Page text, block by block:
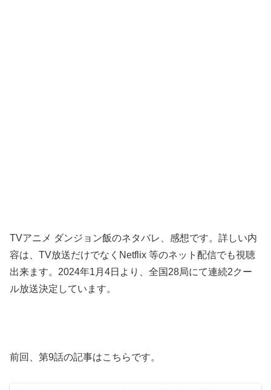
TVアニメ ダンジョン飯のネタバレ、感想です。詳しい内
容は、TV放送だけでなくNetflix 等のネット配信でも視聴
出来ます。2024年1月4日より、全国28局にて連続2クー
ル放送決定しています。
前回、第9話の記事はこちらです。